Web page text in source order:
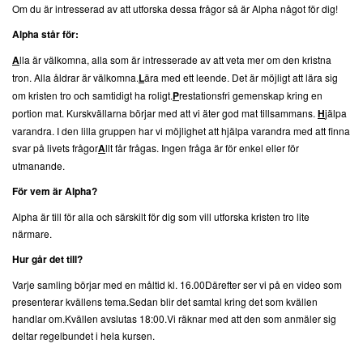
Om du är intresserad av att utforska dessa frågor så är Alpha något för dig!
Alpha står för:
Alla är välkomna, alla som är intresserade av att veta mer om den kristna
tron. Alla åldrar är välkomna.Lära med ett leende. Det är möjligt att lära sig
om kristen tro och samtidigt ha roligt.Prestationsfri gemenskap kring en
portion mat. Kurskvällarna börjar med att vi äter god mat tillsammans. Hjälpa
varandra. I den lilla gruppen har vi möjlighet att hjälpa varandra med att finna
svar på livets frågorAllt får frågas. Ingen fråga är för enkel eller för
utmanande.
För vem är Alpha?
Alpha är till för alla och särskilt för dig som vill utforska kristen tro lite
närmare.
Hur går det till?
Varje samling börjar med en måltid kl. 16.00Därefter ser vi på en video som
presenterar kvällens tema.Sedan blir det samtal kring det som kvällen
handlar om.Kvällen avslutas 18:00.Vi räknar med att den som anmäler sig
deltar regelbundet i hela kursen.